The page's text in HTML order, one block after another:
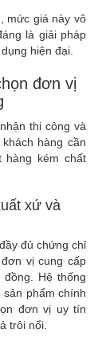
mức giá này vô
là giải pháp
hiện đại.
đơn vị
thi công và
hàng cần
kém chất
xứ và
đủ chứng chỉ
vị cung cấp
Hệ thống
sản phẩm chính
đơn vị uy tín
trôi nổi.